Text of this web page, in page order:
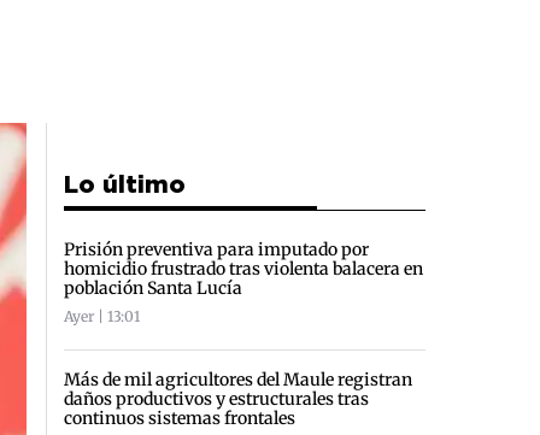
Lo último
Prisión preventiva para imputado por
homicidio frustrado tras violenta balacera en
población Santa Lucía
Ayer | 13:01
Más de mil agricultores del Maule registran
daños productivos y estructurales tras
continuos sistemas frontales